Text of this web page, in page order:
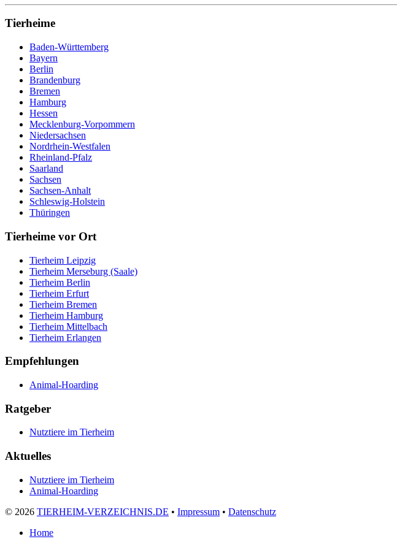
Tierheime
Baden-Württemberg
Bayern
Berlin
Brandenburg
Bremen
Hamburg
Hessen
Mecklenburg-Vorpommern
Niedersachsen
Nordrhein-Westfalen
Rheinland-Pfalz
Saarland
Sachsen
Sachsen-Anhalt
Schleswig-Holstein
Thüringen
Tierheime vor Ort
Tierheim Leipzig
Tierheim Merseburg (Saale)
Tierheim Berlin
Tierheim Erfurt
Tierheim Bremen
Tierheim Hamburg
Tierheim Mittelbach
Tierheim Erlangen
Empfehlungen
Animal-Hoarding
Ratgeber
Nutztiere im Tierheim
Aktuelles
Nutztiere im Tierheim
Animal-Hoarding
© 2026 TIERHEIM-VERZEICHNIS.DE • Impressum • Datenschutz
Home